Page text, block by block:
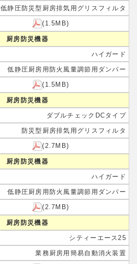
低静圧防災型厨房排気用グリスフィルタ
(1.5MB)
厨房防災機器
ハイガード
低静圧厨房用防火風量調節用ダンパー
(1.5MB)
厨房防災機器
ダブルチェックDCタイプ
防災型厨房排気用グリスフィルタ
(2.7MB)
厨房防災機器
ハイガード
低静圧厨房用防火風量調節用ダンパー
(2.7MB)
厨房防災機器
シティーエース25
業務厨房用簡易自動消火装置